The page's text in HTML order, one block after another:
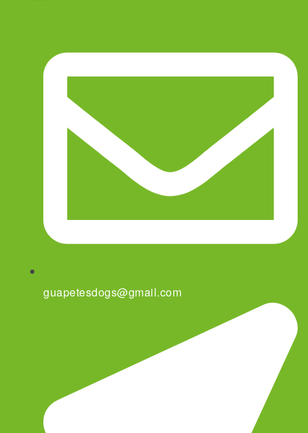
guapetesdogs@gmail.com